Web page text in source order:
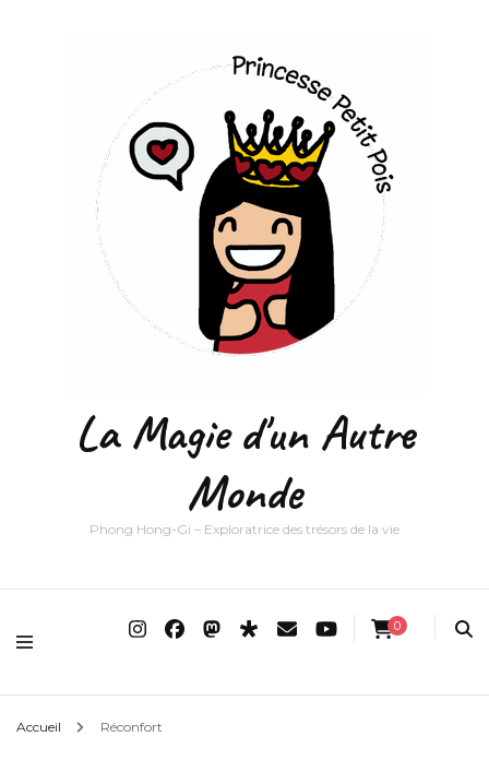
La Magie d'un Autre
Monde
Phong Hong-Gi – Exploratrice des trésors de la vie
0
Accueil Réconfort